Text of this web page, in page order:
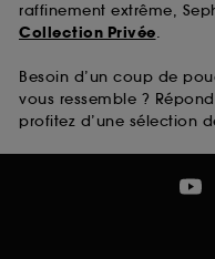
raffinement extrême,
Collection Privée.
Besoin d’un coup de
vous ressemble ?
profitez d’une sélection